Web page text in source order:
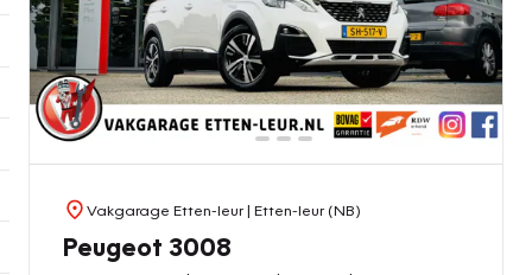
Vakgarage Etten-leur| Etten-leur (NB)
Peugeot 3008